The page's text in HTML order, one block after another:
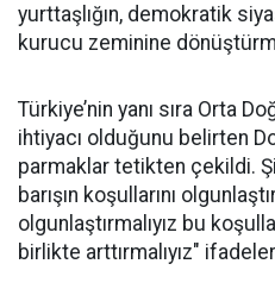
yurttaşlığın, demokratik
kurucu zeminine
Türkiye’nin yanı sıra Orta
ihtiyacı olduğunu belirten
parmaklar tetikten çekildi.
barışın koşullarını
olgunlaştırmalıyız bu
birlikte arttırmalıyız"